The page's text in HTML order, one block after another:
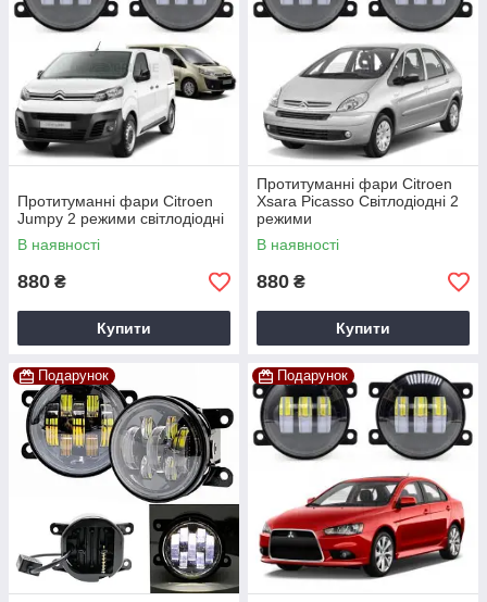
Протитуманні фари Citroen
Jumpy 2 режими світлодіодні
В наявності
880 ₴
Купити
Протитуманні фари Citroen
Xsara Picasso Світлодіодні 2
режими
В наявності
880 ₴
Купити
Подарунок Подарунок